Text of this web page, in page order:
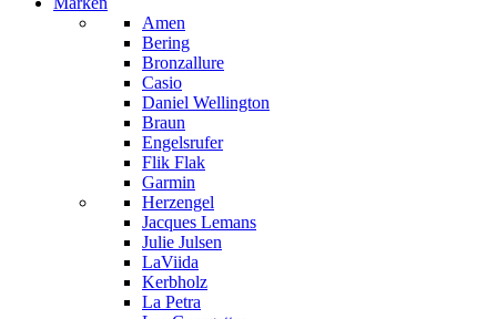
Amen
Bering
Bronzallure
Casio
Daniel Wellington
Braun
Engelsrufer
Flik Flak
Garmin
Herzengel
Jacques Lemans
Julie Julsen
LaViida
Kerbholz
La Petra